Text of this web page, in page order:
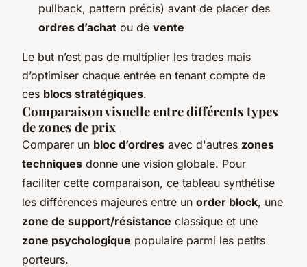
pullback, pattern précis) avant de placer des
ordres d’achat ou de vente
Le but n’est pas de multiplier les trades mais
d’optimiser chaque entrée en tenant compte de
ces blocs stratégiques.
Comparaison visuelle entre différents types
de zones de prix
Comparer un bloc d’ordres avec d'autres zones
techniques donne une vision globale. Pour
faciliter cette comparaison, ce tableau synthétise
les différences majeures entre un order block, une
zone de support/résistance classique et une
zone psychologique populaire parmi les petits
porteurs.